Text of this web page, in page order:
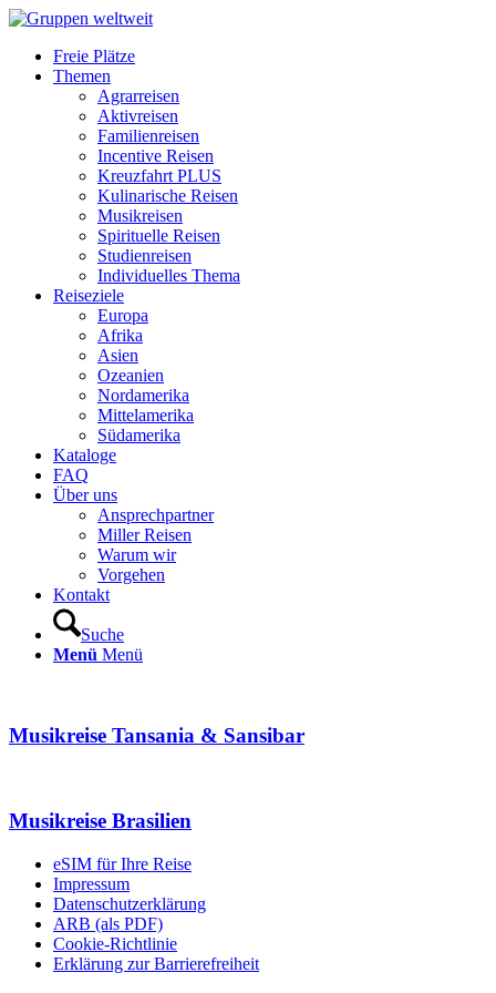
Freie Plätze
Themen
Agrarreisen
Aktivreisen
Familienreisen
Incentive Reisen
Kreuzfahrt PLUS
Kulinarische Reisen
Musikreisen
Spirituelle Reisen
Studienreisen
Individuelles Thema
Reiseziele
Europa
Afrika
Asien
Ozeanien
Nordamerika
Mittelamerika
Südamerika
Kataloge
FAQ
Über uns
Ansprechpartner
Miller Reisen
Warum wir
Vorgehen
Kontakt
Suche
Menü Menü
Musikreise Tansania & Sansibar
Musikreise Brasilien
eSIM für Ihre Reise
Impressum
Datenschutzerklärung
ARB (als PDF)
Cookie-Richtlinie
Erklärung zur Barrierefreiheit